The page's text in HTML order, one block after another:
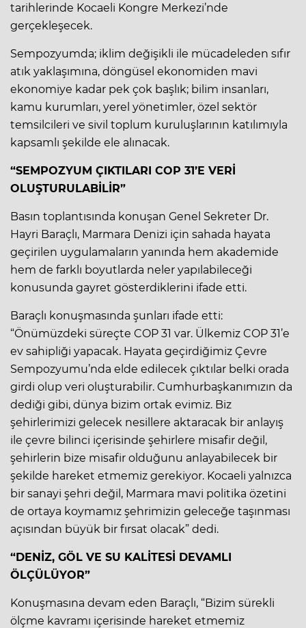
tarihlerinde Kocaeli Kongre Merkezi’nde
gerçekleşecek.
Sempozyumda; iklim değişikli ile mücadeleden sıfır
atık yaklaşımına, döngüsel ekonomiden mavi
ekonomiye kadar pek çok başlık; bilim insanları,
kamu kurumları, yerel yönetimler, özel sektör
temsilcileri ve sivil toplum kuruluşlarının katılımıyla
kapsamlı şekilde ele alınacak.
“SEMPOZYUM ÇIKTILARI COP 31’E VERİ
OLUŞTURULABİLİR”
Basın toplantısında konuşan Genel Sekreter Dr.
Hayri Baraçlı, Marmara Denizi için sahada hayata
geçirilen uygulamaların yanında hem akademide
hem de farklı boyutlarda neler yapılabileceği
konusunda gayret gösterdiklerini ifade etti.
Baraçlı konuşmasında şunları ifade etti:
“Önümüzdeki süreçte COP 31 var. Ülkemiz COP 31’e
ev sahipliği yapacak. Hayata geçirdiğimiz Çevre
Sempozyumu’nda elde edilecek çıktılar belki orada
girdi olup veri oluşturabilir. Cumhurbaşkanımızın da
dediği gibi, dünya bizim ortak evimiz. Biz
şehirlerimizi gelecek nesillere aktaracak bir anlayış
ile çevre bilinci içerisinde şehirlere misafir değil,
şehirlerin bize misafir olduğunu anlayabilecek bir
şekilde hareket etmemiz gerekiyor. Kocaeli yalnızca
bir sanayi şehri değil, Marmara mavi politika özetini
de ortaya koymamız şehrimizin geleceğe taşınması
açısından büyük bir fırsat olacak” dedi.
“DENİZ, GÖL VE SU KALİTESİ DEVAMLI
ÖLÇÜLÜYOR”
Konuşmasına devam eden Baraçlı, “Bizim sürekli
ölçme kavramı içerisinde hareket etmemiz